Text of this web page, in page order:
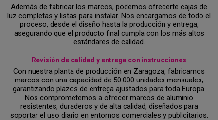
Además de fabricar los marcos, podemos ofrecerte cajas de
luz completas y listas para instalar. Nos encargamos de todo el
proceso, desde el diseño hasta la producción y entrega,
asegurando que el producto final cumpla con los más altos
estándares de calidad.
Revisión de calidad y entrega con instrucciones
Con nuestra planta de producción en Zaragoza, fabricamos
marcos con una capacidad de 50.000 unidades mensuales,
garantizando plazos de entrega ajustados para toda Europa.
Nos comprometemos a ofrecer marcos de aluminio
resistentes, duraderos y de alta calidad, diseñados para
soportar el uso diario en entornos comerciales y publicitarios.